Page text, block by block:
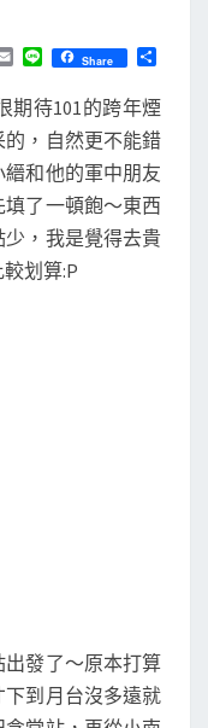
T
S
E
a
i
l
n
e
Share
期待101的跨年煙
，自然更不能錯
和他的軍中朋友
填了一頓飽～東西
，我是覺得去貴
划算:P
發了～原本打算
到月台沒多遠就